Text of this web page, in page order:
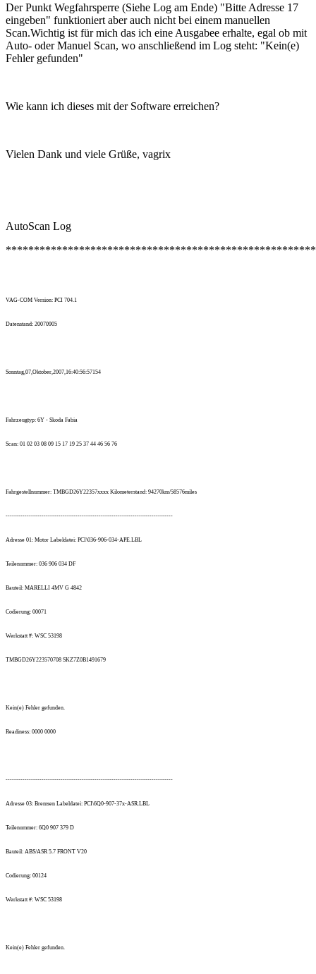
Der Punkt Wegfahrsperre (Siehe Log am Ende) "Bitte Adresse 17
eingeben" funktioniert aber auch nicht bei einem manuellen
Scan.Wichtig ist für mich das ich eine Ausgabee erhalte, egal ob mit
Auto- oder Manuel Scan, wo anschließend im Log steht: "Kein(e)
Fehler gefunden"
Wie kann ich dieses mit der Software erreichen?
Vielen Dank und viele Grüße, vagrix
AutoScan Log
VAG-COM Version: PCI 704.1
Datenstand: 20070905
Sonntag,07,Oktober,2007,16:40:56:57154
Fahrzeugtyp: 6Y - Skoda Fabia
Scan: 01 02 03 08 09 15 17 19 25 37 44 46 56 76
Fahrgestellnummer: TMBGD26Y22357xxxx Kilometerstand: 94270km/58576miles
-------------------------------------------------------------------------------
Adresse 01: Motor Labeldatei: PCI\036-906-034-APE.LBL
Teilenummer: 036 906 034 DF
Bauteil: MARELLI 4MV G 4842
Codierung: 00071
Werkstatt #: WSC 53198
TMBGD26Y223570708 SKZ7Z0B1491679
Kein(e) Fehler gefunden.
Readiness: 0000 0000
-------------------------------------------------------------------------------
Adresse 03: Bremsen Labeldatei: PCI\6Q0-907-37x-ASR.LBL
Teilenummer: 6Q0 907 379 D
Bauteil: ABS/ASR 5.7 FRONT V20
Codierung: 00124
Werkstatt #: WSC 53198
Kein(e) Fehler gefunden.